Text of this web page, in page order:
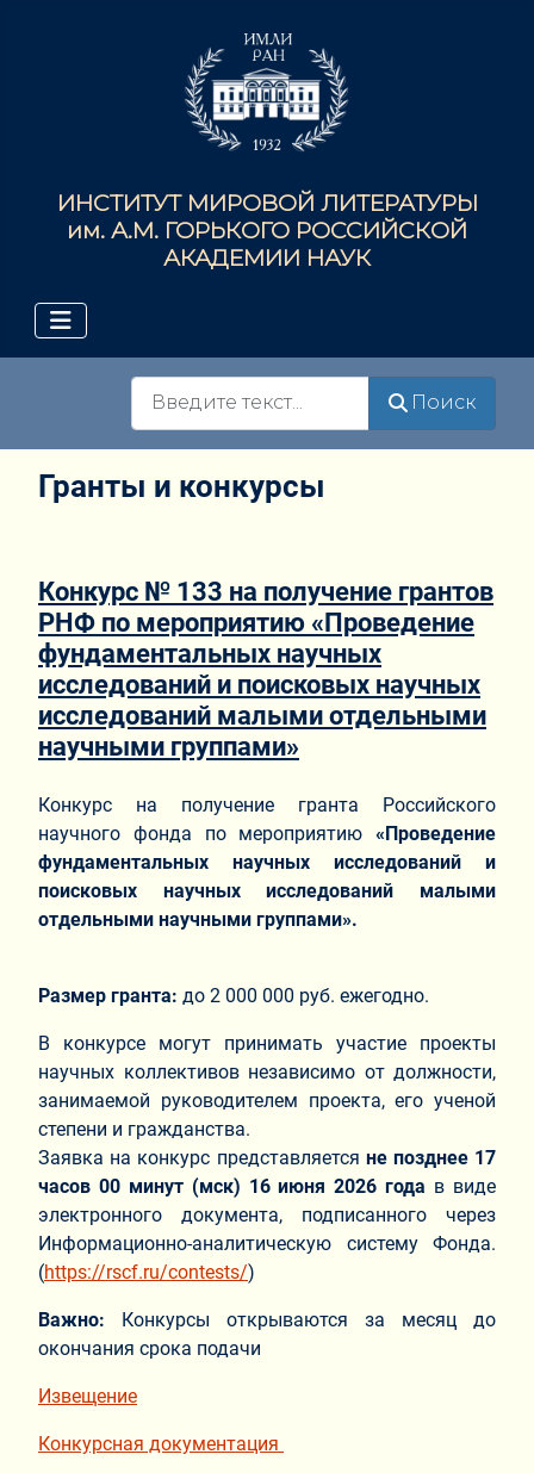
ИНСТИТУТ МИРОВОЙ ЛИТЕРАТУРЫ
им. А.М. ГОРЬКОГО РОССИЙСКОЙ
АКАДЕМИИ НАУК
Поиск
Гранты и конкурсы
Конкурс № 133 на получение грантов
РНФ по мероприятию «Проведение
фундаментальных научных
исследований и поисковых научных
исследований малыми отдельными
научными группами»
Конкурс на получение гранта Российского
научного фонда по мероприятию «Проведение
фундаментальных научных исследований и
поисковых научных исследований малыми
отдельными научными группами».
Размер гранта: до 2 000 000 руб. ежегодно.
В конкурсе могут принимать участие проекты
научных коллективов независимо от должности,
занимаемой руководителем проекта, его ученой
степени и гражданства.
Заявка на конкурс представляется не позднее 17
часов 00 минут (мск) 16 июня 2026 года в виде
электронного документа, подписанного через
Информационно-аналитическую систему Фонда.
(https://rscf.ru/contests/)
Важно: Конкурсы открываются за месяц до
окончания срока подачи
Извещение
Конкурсная документация